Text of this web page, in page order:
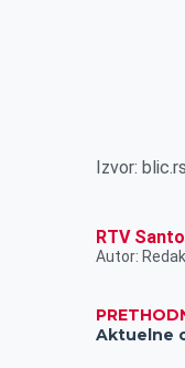
Izvor: blic.rs
RTV
Autor:
Aktuelne